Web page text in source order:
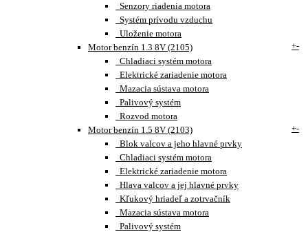
Senzory riadenia motora
Systém prívodu vzduchu
Uloženie motora
Motor benzín 1.3 8V (2105)
+-
Chladiaci systém motora
Elektrické zariadenie motora
Mazacia sústava motora
Palivový systém
Rozvod motora
Motor benzín 1.5 8V (2103)
+-
Blok valcov a jeho hlavné prvky
Chladiaci systém motora
Elektrické zariadenie motora
Hlava valcov a jej hlavné prvky
Kľukový hriadeľ a zotrvačník
Mazacia sústava motora
Palivový systém